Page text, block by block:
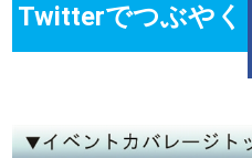
Twitterでつぶやく